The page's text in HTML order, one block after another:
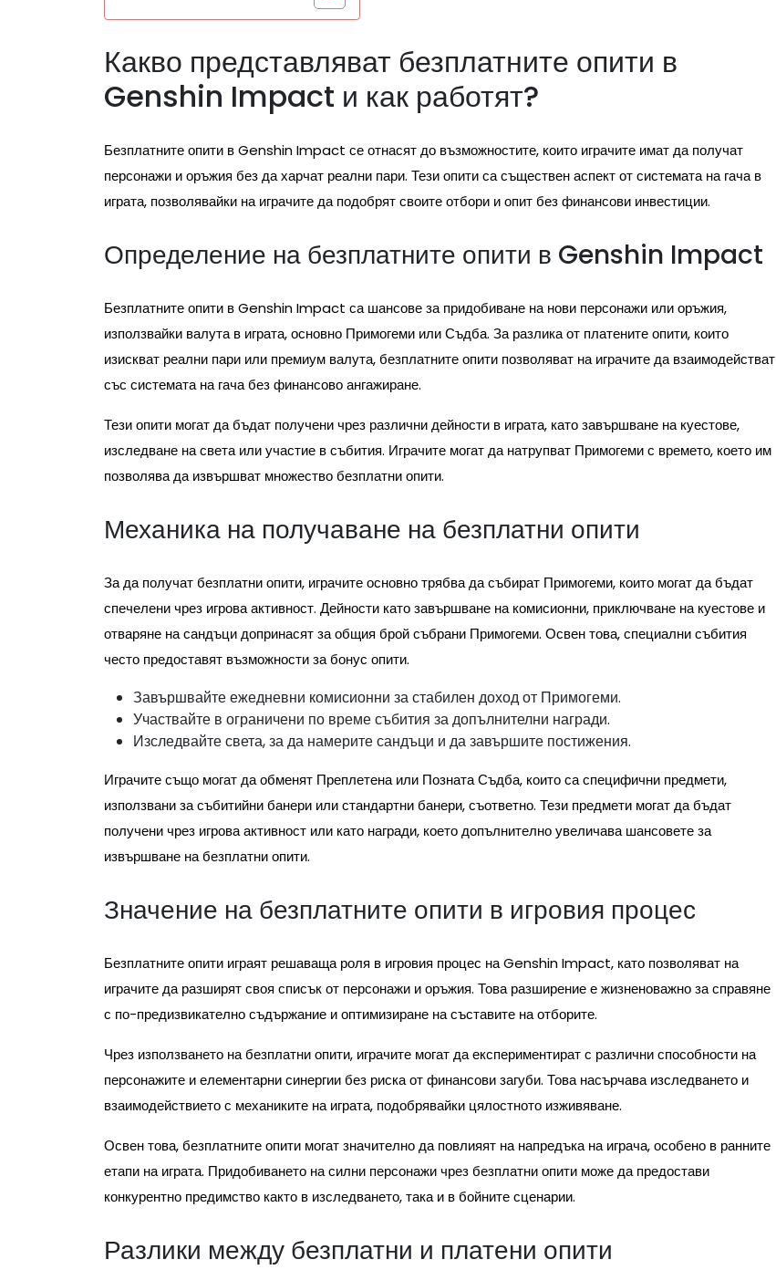
Какво представляват безплатните опити в
Genshin Impact и как работят?
Безплатните опити в Genshin Impact се отнасят до възможностите, които играчите имат да получат
персонажи и оръжия без да харчат реални пари. Тези опити са съществен аспект от системата на гача в
играта, позволявайки на играчите да подобрят своите отбори и опит без финансови инвестиции.
Определение на безплатните опити в Genshin Impact
Безплатните опити в Genshin Impact са шансове за придобиване на нови персонажи или оръжия,
използвайки валута в играта, основно Примогеми или Съдба. За разлика от платените опити, които
изискват реални пари или премиум валута, безплатните опити позволяват на играчите да взаимодействат
със системата на гача без финансово ангажиране.
Тези опити могат да бъдат получени чрез различни дейности в играта, като завършване на куестове,
изследване на света или участие в събития. Играчите могат да натрупват Примогеми с времето, което им
позволява да извършват множество безплатни опити.
Механика на получаване на безплатни опити
За да получат безплатни опити, играчите основно трябва да събират Примогеми, които могат да бъдат
спечелени чрез игрова активност. Дейности като завършване на комисионни, приключване на куестове и
отваряне на сандъци допринасят за общия брой събрани Примогеми. Освен това, специални събития
често предоставят възможности за бонус опити.
Завършвайте ежедневни комисионни за стабилен доход от Примогеми.
Участвайте в ограничени по време събития за допълнителни награди.
Изследвайте света, за да намерите сандъци и да завършите постижения.
Играчите също могат да обменят Преплетена или Позната Съдба, които са специфични предмети,
използвани за събитийни банери или стандартни банери, съответно. Тези предмети могат да бъдат
получени чрез игрова активност или като награди, което допълнително увеличава шансовете за
извършване на безплатни опити.
Значение на безплатните опити в игровия процес
Безплатните опити играят решаваща роля в игровия процес на Genshin Impact, като позволяват на
играчите да разширят своя списък от персонажи и оръжия. Това разширение е жизненоважно за справяне
с по-предизвикателно съдържание и оптимизиране на съставите на отборите.
Чрез използването на безплатни опити, играчите могат да експериментират с различни способности на
персонажите и елементарни синергии без риска от финансови загуби. Това насърчава изследването и
взаимодействието с механиките на играта, подобрявайки цялостното изживяване.
Освен това, безплатните опити могат значително да повлияят на напредъка на играча, особено в ранните
етапи на играта. Придобиването на силни персонажи чрез безплатни опити може да предостави
конкурентно предимство както в изследването, така и в бойните сценарии.
Разлики между безплатни и платени опити